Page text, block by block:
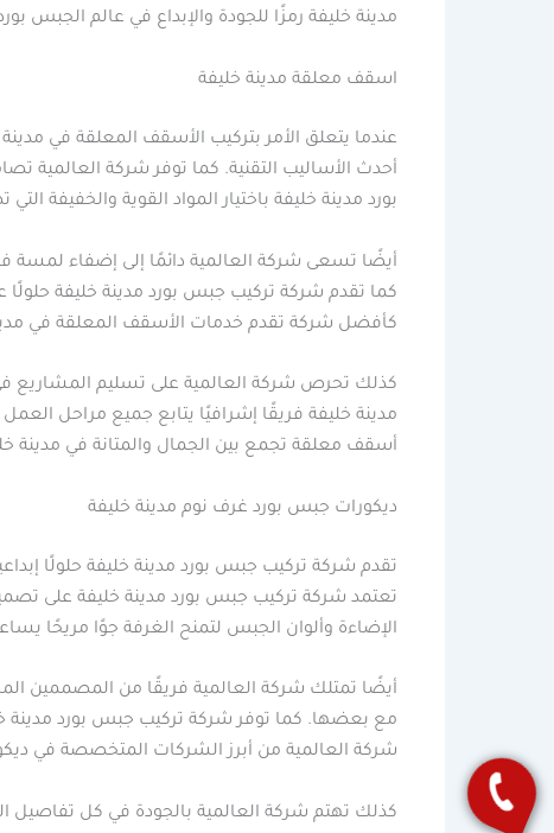
مدينة خليفة رمزًا للجودة والإبداع في عالم الجبس
اسقف معلقة مدينة خليفة
عندما يتعلق الأمر بتركيب الأسقف المعلقة في
أحدث الأساليب التقنية. كما توفر شركة العالمية
بورد مدينة خليفة باختيار المواد القوية والخفيفة
أيضًا تسعى شركة العالمية دائمًا إلى إضفاء لمسة
كما تقدم شركة تركيب جبس بورد مدينة خليفة
كأفضل شركة تقدم خدمات الأسقف المعلقة في
كذلك تحرص شركة العالمية على تسليم المشاريع في
مدينة خليفة فريقًا إشرافيًا يتابع جميع مراحل
أسقف معلقة تجمع بين الجمال والمتانة في مدينة
ديكورات جبس بورد غرف نوم مدينة خليفة
تقدم شركة تركيب جبس بورد مدينة خليفة حلولًا
تعتمد شركة تركيب جبس بورد مدينة خليفة على
الإضاءة وألوان الجبس لتمنح الغرفة جوًا مريحًا
أيضًا تمتلك شركة العالمية فريقًا من المصممين
مع بعضها. كما توفر شركة تركيب جبس بورد مدينة
شركة العالمية من أبرز الشركات المتخصصة في
كذلك تهتم شركة العالمية بالجودة في كل تفاصيل